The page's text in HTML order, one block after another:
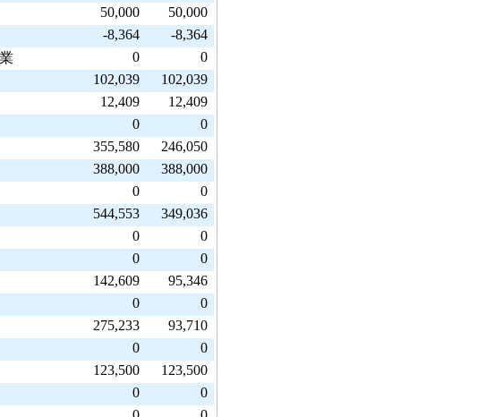
50,000
50,000
-8,364
-8,364
0
0
102,039
102,039
12,409
12,409
0
0
355,580
246,050
388,000
388,000
0
0
544,553
349,036
0
0
0
0
142,609
95,346
0
0
275,233
93,710
0
0
123,500
123,500
0
0